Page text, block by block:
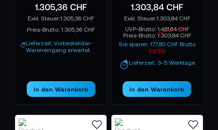
1.305,36 CHF
1.305,36 CHF
Preis-Brutto:1.305,36 CHF
Lieferzeit: Vorbestelldar-
Wareneingang erwartet
In den Warenkorb
1.303,84 CHF
1.303,84 CHF
UVP-Brutto: 1.481,64 CHF
Preis-Brutto: 1.303,84 CHF
Sie sparen: 177,80 CHF Brutto
(12 %)
Lieferzeit: 3–5 Werktage
In den Warenkorb